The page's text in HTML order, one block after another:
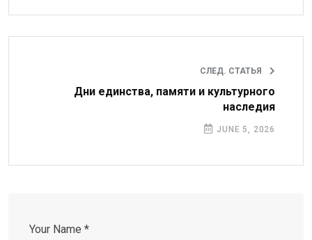
СЛЕД. СТАТЬЯ
Дни единства, памяти и культурного
наследия
JUNE 5, 2026
Your Name *